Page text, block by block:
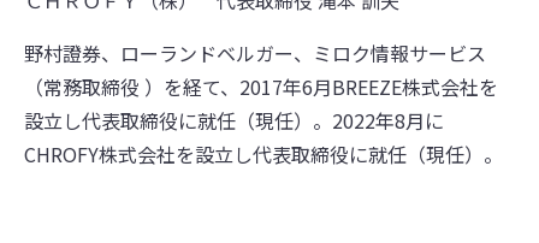
野村證券、ローランドベルガー、ミロク情報サービス
（常務取締役 ）を経て、2017年6月BREEZE株式会社を
設立し代表取締役に就任（現任）。2022年8月に
CHROFY株式会社を設立し代表取締役に就任（現任）。